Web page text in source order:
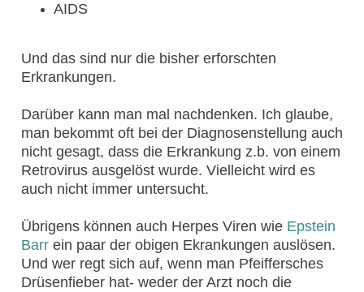
AIDS
Und das sind nur die bisher erforschten
Erkrankungen.
Darüber kann man mal nachdenken. Ich glaube,
man bekommt oft bei der Diagnosenstellung auch
nicht gesagt, dass die Erkrankung z.b. von einem
Retrovirus ausgelöst wurde. Vielleicht wird es
auch nicht immer untersucht.
Übrigens können auch Herpes Viren wie Epstein
Barr ein paar der obigen Ekrankungen auslösen.
Und wer regt sich auf, wenn man Pfeiffersches
Drüsenfieber hat- weder der Arzt noch die